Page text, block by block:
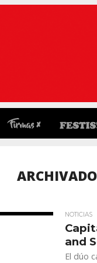
NOTICIAS
and
El dúo